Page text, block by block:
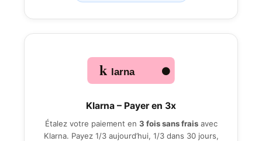
Klarna – Payer en 3x
Étalez votre paiement en 3 fois sans fraisavec
Klarna. Payez 1/3 aujourd’hui, 1/3 dans 30 jours,